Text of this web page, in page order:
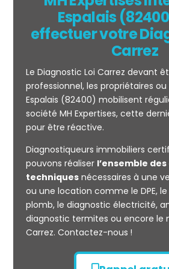
Mesurage
CARREZ
Espalais
effectuer votre
Carrez
Le Diagnostic Loi Carrez devant
professionnel, les propriétaires ou
Espalais (82400) mobilisent
société MH Expertises, cette
pour être réactive.
Diagnostiqueurs immobiliers
pouvons réaliser l’ensemble
techniquesnécessaires à une
ou une location comme le DPE,
plomb, le diagnostic électricité,
diagnostic termites ou encore le
Carrez. Contactez-nous !